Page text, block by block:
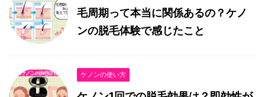
毛周期って本当に関係あるの？ケノ
ンの脱毛体験で感じたこと
ケノンの使い方